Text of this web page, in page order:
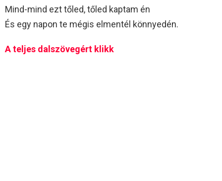
Mind-mind ezt tőled, tőled kaptam én
És egy napon te mégis elmentél könnyedén.
A teljes dalszövegért klikk